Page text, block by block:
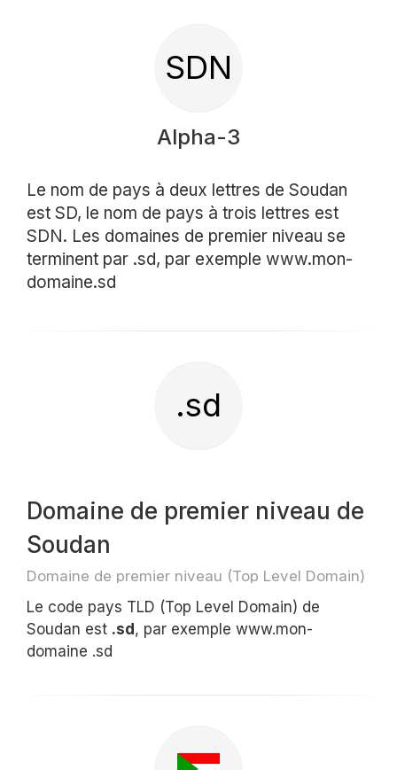
SDN
Alpha-3
Le nom de pays à deux lettres de Soudan
est SD, le nom de pays à trois lettres est
SDN. Les domaines de premier niveau se
terminent par .sd, par exemple www.mon-
domaine.sd
.sd
Domaine de premier niveau de
Soudan
Domaine de premier niveau (Top Level Domain)
Le code pays TLD (Top Level Domain) de
Soudan est .sd , par exemple www.mon-
domaine .sd